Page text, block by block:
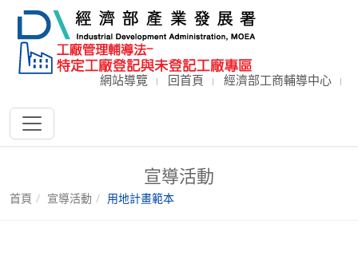
網站導覽 回首頁 經濟部工商輔導中心
宣導活動
首頁 宣導活動 用地計畫範本